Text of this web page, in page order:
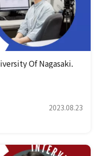
Of Nagasaki.
2023.08.23